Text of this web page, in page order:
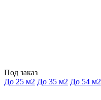
Под заказ
До 25 м2 До 35 м2 До 54 м2